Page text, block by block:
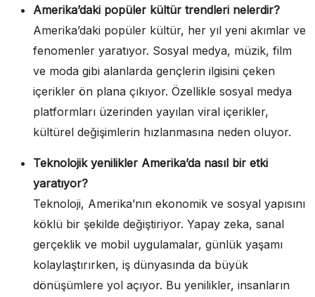
Amerika’daki popüler kültür trendleri nelerdir?
Amerika’daki popüler kültür, her yıl yeni akımlar ve
fenomenler yaratıyor. Sosyal medya, müzik, film
ve moda gibi alanlarda gençlerin ilgisini çeken
içerikler ön plana çıkıyor. Özellikle sosyal medya
platformları üzerinden yayılan viral içerikler,
kültürel değişimlerin hızlanmasına neden oluyor.
Teknolojik yenilikler Amerika’da nasıl bir etki
yaratıyor?
Teknoloji, Amerika’nın ekonomik ve sosyal yapısını
köklü bir şekilde değiştiriyor. Yapay zeka, sanal
gerçeklik ve mobil uygulamalar, günlük yaşamı
kolaylaştırırken, iş dünyasında da büyük
dönüşümlere yol açıyor. Bu yenilikler, insanların